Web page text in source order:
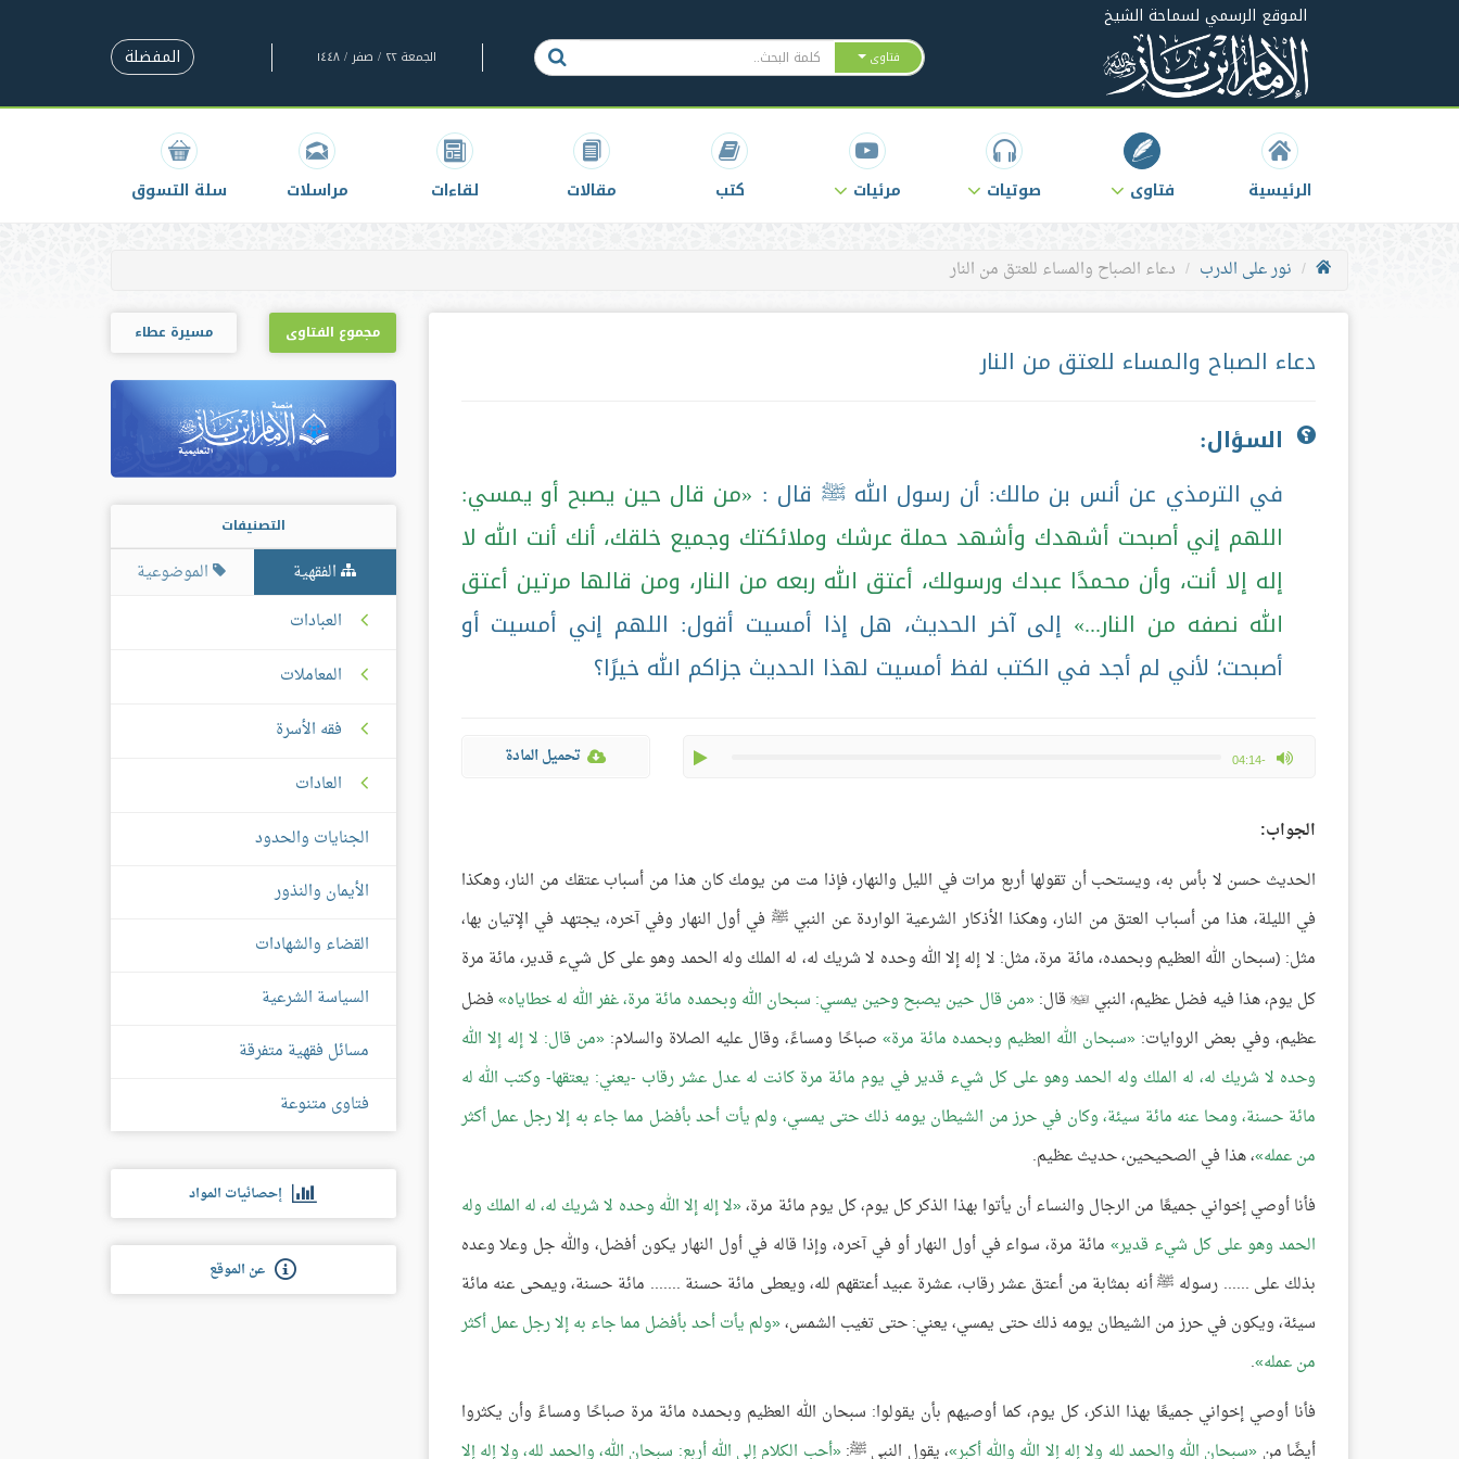
الموقع الرسمي لسماحة الشيخ
فتاوى الجمعة ٢٢ / صفر / ١٤٤٨ المفضلة
الرئيسية فتاوى صوتيات مرئيات كتب مقالات لقاءات مراسلات سلة التسوق
نور على الدرب دعاء الصباح والمساء للعتق من النار
دعاء الصباح والمساء للعتق من النار
السؤال:
في الترمذي عن أنس بن مالك: أن رسول الله ﷺ قال : من قال حين يصبح أو يمسي:
اللهم إني أصبحت أشهدك وأشهد حملة عرشك وملائكتك وجميع خلقك، أنك أنت الله لا
إله إلا أنت، وأن محمدًا عبدك ورسولك، أعتق الله ربعه من النار، ومن قالها مرتين أعتق
الله نصفه من النار...
إلى آخر الحديث، هل إذا أمسيت أقول: اللهم إني أمسيت أو
أصبحت؛ لأني لم أجد في الكتب لفظ أمسيت لهذا الحديث جزاكم الله خيرًا؟
-04:14
max volume تحميل المادة
الجواب:
الحديث حسن لا بأس به، ويستحب أن تقولها أربع مرات في الليل والنهار، فإذا مت من يومك كان هذا من أسباب عتقك من النار، وهكذا
في الليلة، هذا من أسباب العتق من النار، وهكذا الأذكار الشرعية الواردة عن النبي ﷺ في أول النهار وفي آخره، يجتهد في الإتيان بها،
مثل: (سبحان الله العظيم وبحمده، مائة مرة، مثل: لا إله إلا الله وحده لا شريك له، له الملك وله الحمد وهو على كل شيء قدير، مائة مرة
كل يوم، هذا فيه فضل عظيم، النبي  قال: من قال حين يصبح وحين يمسي: سبحان الله وبحمده مائة مرة، غفر الله له خطاياه فضل
عظيم، وفي بعض الروايات: سبحان الله العظيم وبحمده مائة مرة صباحًا ومساءً، وقال عليه الصلاة والسلام: من قال: لا إله إلا الله
وحده لا شريك له، له الملك وله الحمد وهو على كل شيء قدير في يوم مائة مرة كانت له عدل عشر رقاب -يعني: يعتقها- وكتب الله له
مائة حسنة، ومحا عنه مائة سيئة، وكان في حرز من الشيطان يومه ذلك حتى يمسي، ولم يأت أحد بأفضل مما جاء به إلا رجل عمل أكثر
من عمله ، هذا في الصحيحين، حديث عظيم.
فأنا أوصي إخواني جميعًا من الرجال والنساء أن يأتوا بهذا الذكر كل يوم، كل يوم مائة مرة، لا إله إلا الله وحده لا شريك له، له الملك وله
الحمد وهو على كل شيء قدير مائة مرة، سواء في أول النهار أو في آخره، وإذا قاله في أول النهار يكون أفضل، والله جل وعلا وعده
بذلك على ...... رسوله ﷺ أنه بمثابة من أعتق عشر رقاب، عشرة عبيد أعتقهم لله، ويعطى مائة حسنة ....... مائة حسنة، ويمحى عنه مائة
سيئة، ويكون في حرز من الشيطان يومه ذلك حتى يمسي، يعني: حتى تغيب الشمس، ولم يأت أحد بأفضل مما جاء به إلا رجل عمل أكثر
من عمله .
فأنا أوصي إخواني جميعًا بهذا الذكر، كل يوم، كما أوصيهم بأن يقولوا: سبحان الله العظيم وبحمده مائة مرة صباحًا ومساءً وأن يكثروا
أيضًا من سبحان الله والحمد لله ولا إله إلا الله والله أكبر ، يقول النبي ﷺ: أحب الكلام إلى الله أربع: سبحان الله، والحمد لله، ولا إله إلا
مجموع الفتاوى مسيرة عطاء
التصنيفات
الفقهية
الموضوعية
العبادات
المعاملات
فقه الأسرة
العادات
الجنايات والحدود
الأيمان والنذور
القضاء والشهادات
السياسة الشرعية
مسائل فقهية متفرقة
فتاوى متنوعة
إحصائيات المواد
عن الموقع